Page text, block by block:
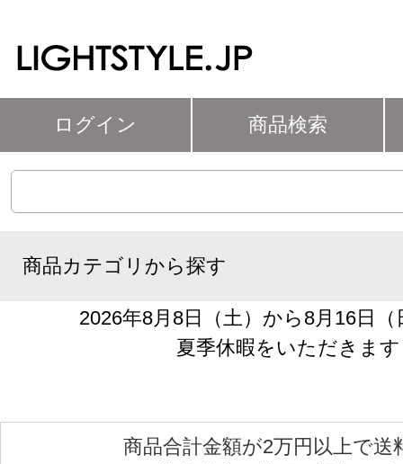
ログイン 商品検索
商品カテゴリから探す
2026年8月8日（土）から8月16日
夏季休暇をいただきます
商品合計金額が2万円以上で送